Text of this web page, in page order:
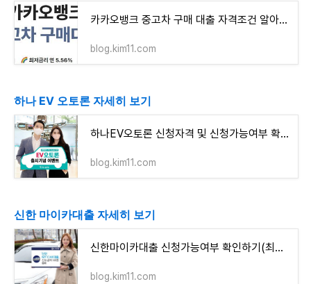
카카오뱅크 중고차 구매 대출 자격조건 알아보고 신청하기(최대 4천만원까지)
blog.kim11.com
하나 EV 오토론 자세히 보기
하나EV오토론 신청자격 및 신청가능여부 확인하기(최대 6천만원까지)
blog.kim11.com
신한 마이카대출 자세히 보기
신한마이카대출 신청가능여부 확인하기(최대 6천만원까지)
blog.kim11.com